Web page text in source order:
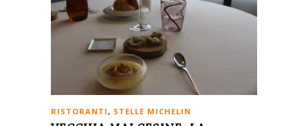
RISTORANTI, STELLE MICHELIN